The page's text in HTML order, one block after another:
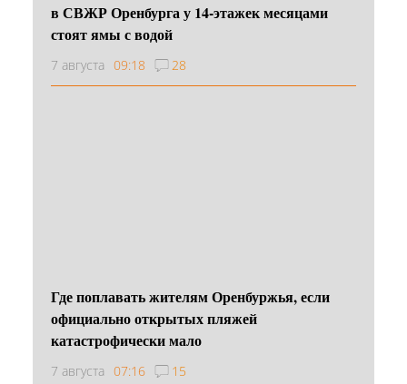
в СВЖР Оренбурга у 14-этажек месяцами
стоят ямы с водой
7 августа 09:18 28
Где поплавать жителям Оренбуржья, если
официально открытых пляжей
катастрофически мало
7 августа 07:16 15